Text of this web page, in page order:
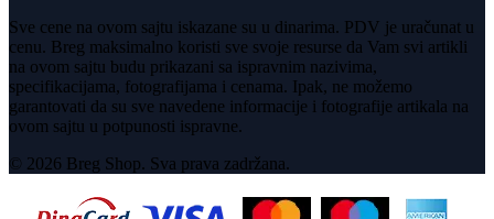
Sve cene na ovom sajtu iskazane su u dinarima. PDV je uračunat u
cenu. Breg maksimalno koristi sve svoje resurse da Vam svi artikli
na ovom sajtu budu prikazani sa ispravnim nazivima,
specifikacijama, fotografijama i cenama. Ipak, ne možemo
garantovati da su sve navedene informacije i fotografije artikala na
ovom sajtu u potpunosti ispravne.
© 2026 Breg Shop. Sva prava zadržana.